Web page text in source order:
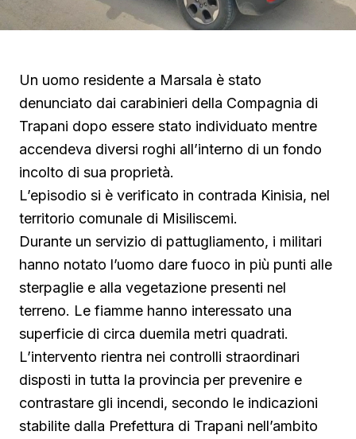
Un uomo residente a Marsala è stato
denunciato dai carabinieri della Compagnia di
Trapani dopo essere stato individuato mentre
accendeva diversi roghi all’interno di un fondo
incolto di sua proprietà.
L’episodio si è verificato in contrada Kinisia, nel
territorio comunale di Misiliscemi.
Durante un servizio di pattugliamento, i militari
hanno notato l’uomo dare fuoco in più punti alle
sterpaglie e alla vegetazione presenti nel
terreno. Le fiamme hanno interessato una
superficie di circa duemila metri quadrati.
L’intervento rientra nei controlli straordinari
disposti in tutta la provincia per prevenire e
contrastare gli incendi, secondo le indicazioni
stabilite dalla Prefettura di Trapani nell’ambito